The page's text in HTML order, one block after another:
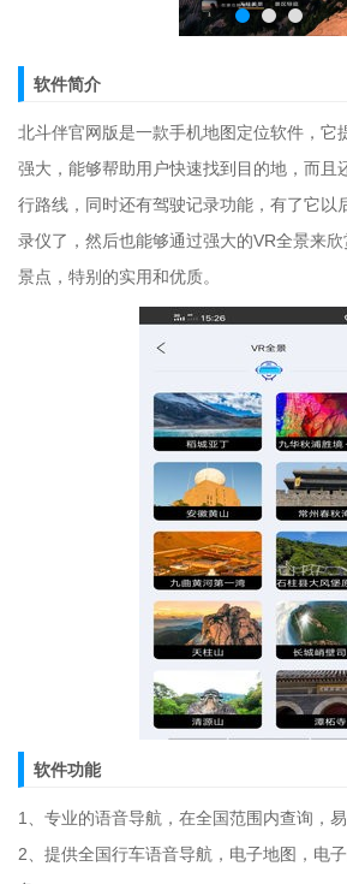
软件简介
北斗伴官网版是一款手机地图定位软件，它
强大，能够帮助用户快速找到目的地，而且
行路线，同时还有驾驶记录功能，有了它以
录仪了，然后也能够通过强大的VR全景来
景点，特别的实用和优质。
软件功能
1、专业的语音导航，在全国范围内查询，易
2、提供全国行车语音导航，电子地图，电